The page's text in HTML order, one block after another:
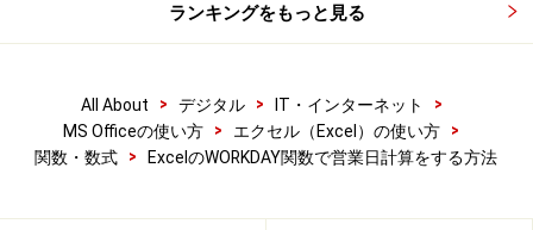
ランキングをもっと見る
All About > デジタル > IT・インターネット
>
MS Officeの使い方
> エクセル（Excel）の使い方
>
関数・数式
> ExcelのWORKDAY関数で営業日計算をする方法